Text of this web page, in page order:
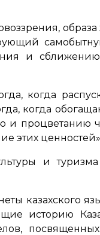
и
когда
когда
и процветанию
этих
и
казахского
историю